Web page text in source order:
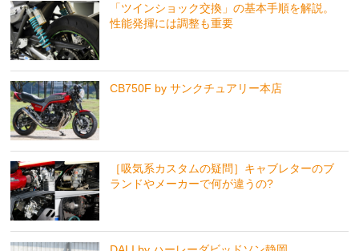
「ツインショック交換」の基本手順を解説。
性能発揮には調整も重要
CB750F by サンクチュアリー本店
［吸気系カスタムの疑問］キャブレターのブ
ランドやメーカーで何が違うの?